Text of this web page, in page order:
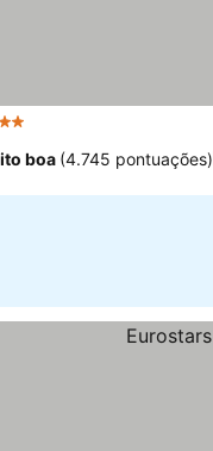
boa (4.745 pontuações)